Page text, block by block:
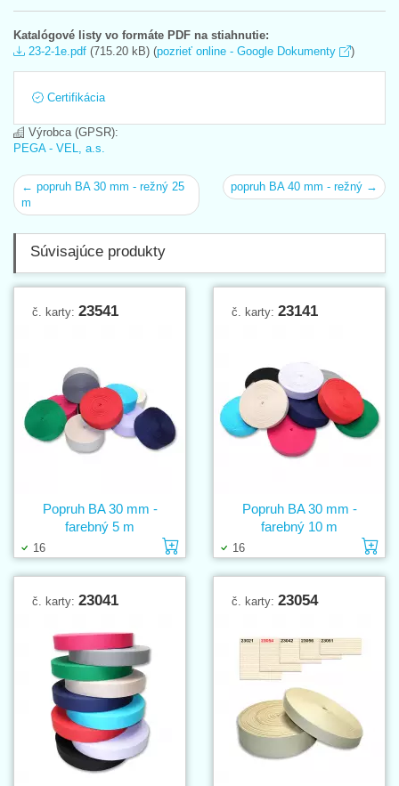
Katalógové listy vo formáte PDF na stiahnutie:
23-2-1e.pdf (715.20 kB) (pozrieť online - Google Dokumenty )
Certifikácia
Výrobca (GPSR):
PEGA - VEL, a.s.
← popruh BA 30 mm - režný 25
m
popruh BA 40 mm - režný →
Súvisajúce produkty
č. karty: 23541
16 Vložiť do košíka
Popruh BA 30 mm -
farebný 5 m
č. karty: 23141
16
Popruh BA 30 mm -
farebný 10 m
č. karty: 23041 č. karty: 23054